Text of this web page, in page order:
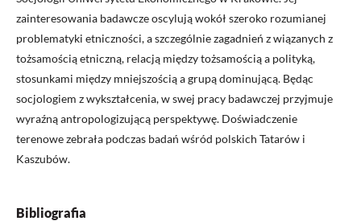
zainteresowania badawcze oscylują wokół szeroko rozumianej
problematyki etniczności, a szczególnie zagadnień z wiązanych z
tożsamością etniczną, relacją między tożsamością a polityką,
stosunkami między mniejszością a grupą dominującą. Będąc
socjologiem z wykształcenia, w swej pracy badawczej przyjmuje
wyraźną antropologizującą perspektywę. Doświadczenie
terenowe zebrała podczas badań wśród polskich Tatarów i
Kaszubów.
Bibliografia